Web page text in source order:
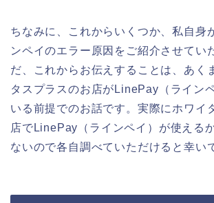
ちなみに、これからいくつか、私自身
ンペイのエラー原因をご紹介させてい
だ、これからお伝えすることは、あく
タスプラスのお店がLinePay（ライン
いる前提でのお話です。実際にホワイ
店でLinePay（ラインペイ）が使える
ないので各自調べていただけると幸い